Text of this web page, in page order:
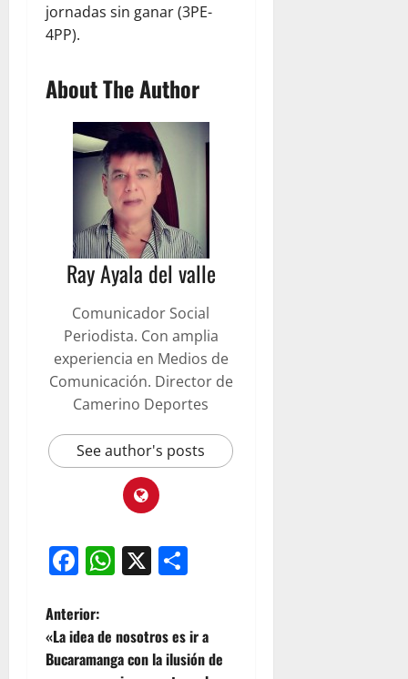
jornadas sin ganar (3PE-
4PP).
About The Author
Ray Ayala del valle
Comunicador Social
Periodista. Con amplia
experiencia en Medios de
Comunicación. Director de
Camerino Deportes
See author's posts
Facebook
WhatsApp
X
Anterior:
«La idea de nosotros es ir a
Bucaramanga con la ilusión de